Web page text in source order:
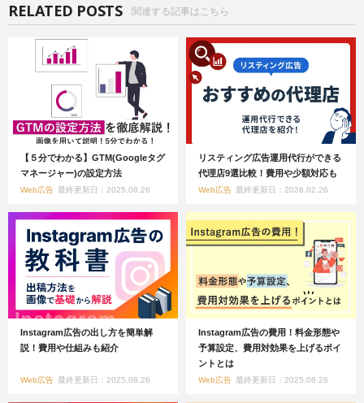
RELATED POSTS 関連する記事はこちら
【５分でわかる】GTM(Googleタグ
マネージャー)の設定方法
Web広告 最終更新日：2025.08.26
リスティング広告運用代行ができる
代理店9選比較！費用や少額対応も
Web広告 最終更新日：2026.02.26
Instagram広告の出し方を簡単解
説！費用や仕組みも紹介
Web広告 最終更新日：2025.08.26
Instagram広告の費用！料金形態や
予算設定、費用対効果を上げるポイ
ントとは
Web広告 最終更新日：2025.08.26